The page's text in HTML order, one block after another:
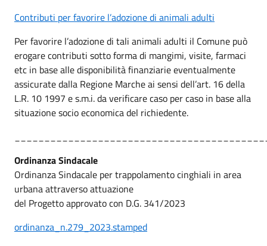
Contributi per favorire l’adozione di animali adulti
Per favorire l’adozione di tali animali adulti il Comune può
erogare contributi sotto forma di mangimi, visite, farmaci
etc in base alle disponibilità finanziarie eventualmente
assicurate dalla Regione Marche ai sensi dell’art. 16 della
L.R. 10 1997 e s.m.i. da verificare caso per caso in base alla
situazione socio economica del richiedente.
Ordinanza Sindacale
Ordinanza Sindacale per trappolamento cinghiali in area
urbana attraverso attuazione
del Progetto approvato con D.G. 341/2023
ordinanza_n.279_2023.stamped